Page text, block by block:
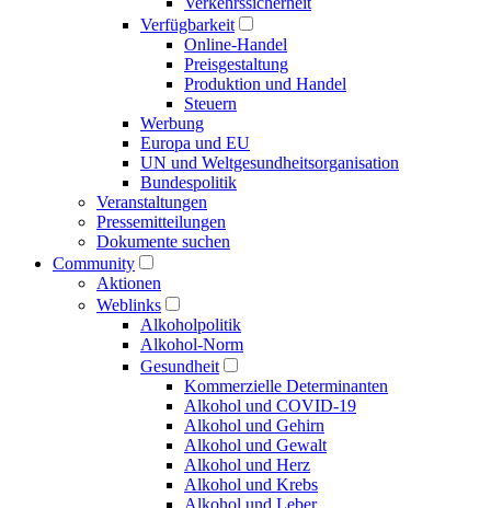
Verfügbarkeit
Online-Handel
Preisgestaltung
Produktion und Handel
Steuern
Werbung
Europa und EU
UN und Welt­gesundheits­organisation
Bundespolitik
Veranstaltungen
Presse­mitteilungen
Dokumente suchen
Community
Aktionen
Weblinks
Alkoholpolitik
Alkohol-Norm
Gesundheit
Kommerzielle Determinanten
Alkohol und COVID-19
Alkohol und Gehirn
Alkohol und Gewalt
Alkohol und Herz
Alkohol und Krebs
Alkohol und Leber